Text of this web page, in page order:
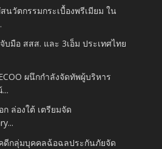
นวัตกรรมกระเบื้องพรีเมียม ใน
บมือ สสส. และ 3เอ็ม ประเทศไทย
ผนึกกำลังจัดทัพผู้บริหาร
ล่องใต้ เตรียมจัด
ดีกลุ่มบุคคลฉ้อฉลประกันภัยจัด